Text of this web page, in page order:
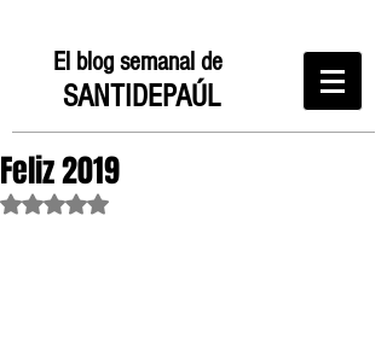
El blog semanal de
SANTIDEPAÚL
Feliz 2019
Obtuvo NaN de 5 estrellas.